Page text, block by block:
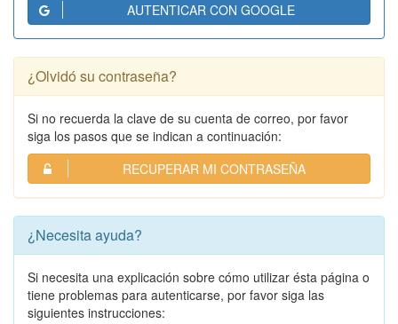
AUTENTICAR CON GOOGLE
¿Olvidó su contraseña?
Si no recuerda la clave de su cuenta de correo, por favor
siga los pasos que se indican a continuación:
RECUPERAR MI CONTRASEÑA
¿Necesita ayuda?
Si necesita una explicación sobre cómo utilizar ésta página o
tiene problemas para autenticarse, por favor siga las
siguientes instrucciones: